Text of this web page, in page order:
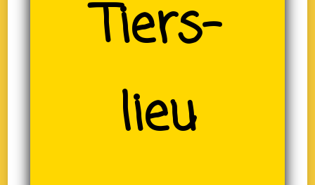
(19)
Tiers-
lieu